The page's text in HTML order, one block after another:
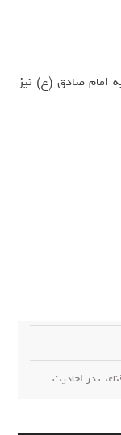
امام صادق (ع) نیز
در احادیث